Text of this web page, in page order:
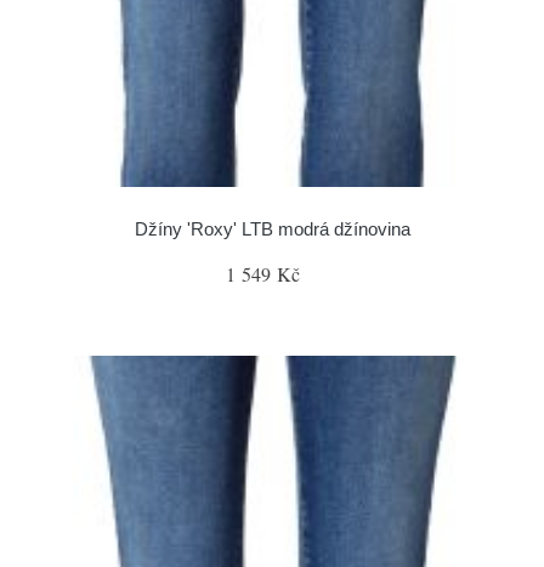
Džíny 'Roxy' LTB modrá džínovina
1 549 Kč